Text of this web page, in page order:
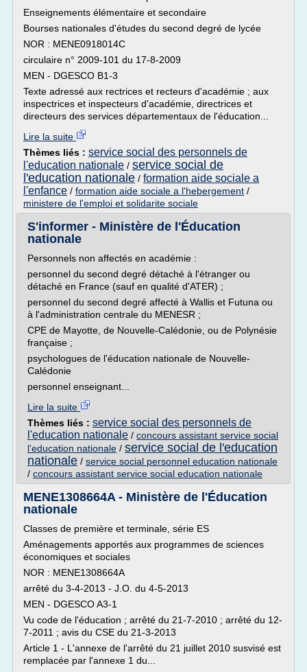
Enseignements élémentaire et secondaire
Bourses nationales d'études du second degré de lycée
NOR : MENE0918014C
circulaire n° 2009-101 du 17-8-2009
MEN - DGESCO B1-3
Texte adressé aux rectrices et recteurs d'académie ; aux
inspectrices et inspecteurs d'académie, directrices et
directeurs des services départementaux de l'éducation...
Lire la suite
Thèmes liés : service social des personnels de
l'education nationale / service social de
l'education nationale / formation aide sociale a
l'enfance / formation aide sociale a l'hebergement /
ministere de l'emploi et solidarite sociale
S'informer - Ministère de l'Éducation
nationale
Personnels non affectés en académie :
personnel du second degré détaché à l'étranger ou
détaché en France (sauf en qualité d'ATER) ;
personnel du second degré affecté à Wallis et Futuna ou
à l'administration centrale du MENESR ;
CPE de Mayotte, de Nouvelle-Calédonie, ou de Polynésie
française ;
psychologues de l'éducation nationale de Nouvelle-
Calédonie
personnel enseignant...
Lire la suite
Thèmes liés : service social des personnels de
l'education nationale / concours assistant service social
l'education nationale / service social de l'education
nationale / service social personnel education nationale
/ concours assistant service social education nationale
MENE1308664A - Ministère de l'Éducation
nationale
Classes de première et terminale, série ES
Aménagements apportés aux programmes de sciences
économiques et sociales
NOR : MENE1308664A
arrêté du 3-4-2013 - J.O. du 4-5-2013
MEN - DGESCO A3-1
Vu code de l'éducation ; arrêté du 21-7-2010 ; arrêté du 12-
7-2011 ; avis du CSE du 21-3-2013
Article 1 - L'annexe de l'arrêté du 21 juillet 2010 susvisé est
remplacée par l'annexe 1 du...